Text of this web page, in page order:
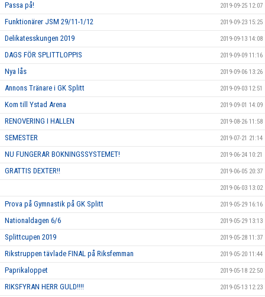
Passa på! 2019-09-25 12:07
Funktionärer JSM 29/11-1/12 2019-09-23 15:25
Delikatesskungen 2019 2019-09-13 14:08
DAGS FÖR SPLITTLOPPIS 2019-09-09 11:16
Nya lås 2019-09-06 13:26
Annons Tränare i GK Splitt 2019-09-03 12:51
Kom till Ystad Arena 2019-09-01 14:09
RENOVERING I HALLEN 2019-08-26 11:58
SEMESTER 2019-07-21 21:14
NU FUNGERAR BOKNINGSSYSTEMET! 2019-06-24 10:21
GRATTIS DEXTER!! 2019-06-05 20:37
2019-06-03 13:02
Prova på Gymnastik på GK Splitt 2019-05-29 16:16
Nationaldagen 6/6 2019-05-29 13:13
Splittcupen 2019 2019-05-28 11:37
Rikstruppen tävlade FINAL på Riksfemman 2019-05-20 11:44
Paprikaloppet 2019-05-18 22:50
RIKSFYRAN HERR GULD!!!! 2019-05-13 12:23